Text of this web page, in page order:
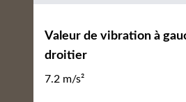
Valeur de vibration à
droitier
7.2 m/s²